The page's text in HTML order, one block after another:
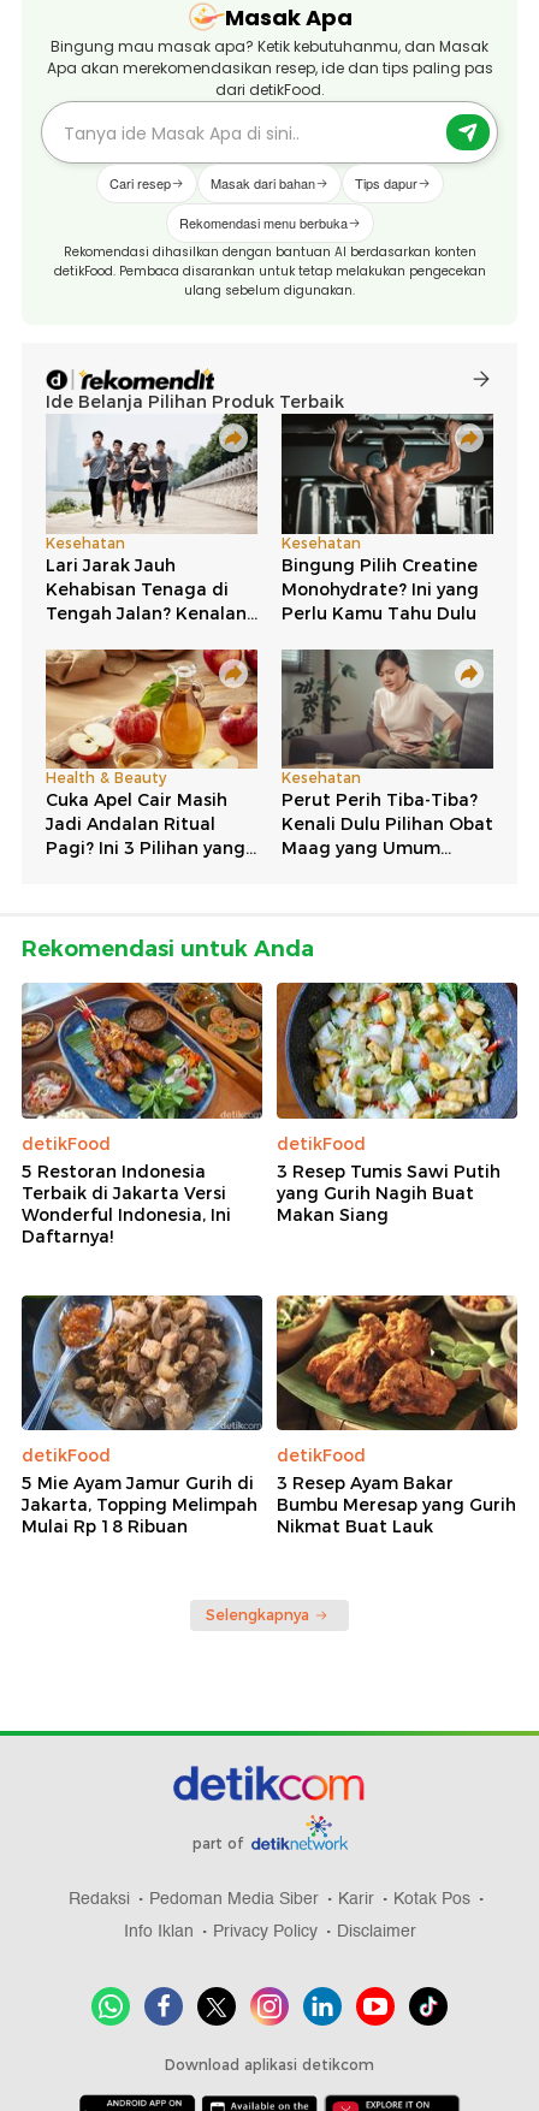
Masak Apa
Bingung mau masak apa? Ketik kebutuhanmu, dan Masak
Apa akan merekomendasikan resep, ide dan tips paling pas
dari detikFood.
Cari resep Masak dari bahan Tips dapur
Rekomendasi menu berbuka
Rekomendasi dihasilkan dengan bantuan AI berdasarkan konten
detikFood. Pembaca disarankan untuk tetap melakukan pengecekan
ulang sebelum digunakan.
Rekomendasi untuk Anda
detikFood
5 Restoran Indonesia
Terbaik di Jakarta Versi
Wonderful Indonesia, Ini
Daftarnya!
detikFood
3 Resep Tumis Sawi Putih
yang Gurih Nagih Buat
Makan Siang
detikFood
5 Mie Ayam Jamur Gurih di
Jakarta, Topping Melimpah
Mulai Rp 18 Ribuan
detikFood
3 Resep Ayam Bakar
Bumbu Meresap yang Gurih
Nikmat Buat Lauk
Selengkapnya
part of
Redaksi Pedoman Media Siber Karir
Kotak Pos
Info Iklan
Privacy Policy Disclaimer
Download aplikasi detikcom